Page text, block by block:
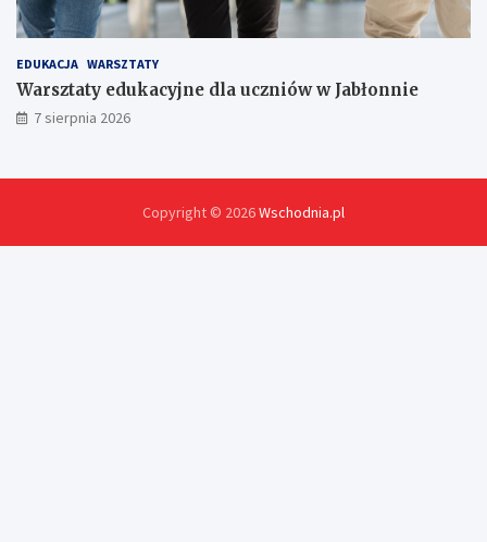
EDUKACJA WARSZTATY
Warsztaty edukacyjne dla uczniów w Jabłonnie
7 sierpnia 2026
Copyright © 2026Wschodnia.pl